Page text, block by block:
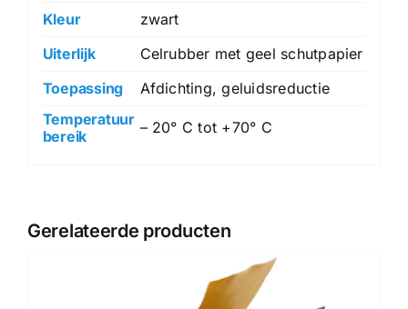
Kleur
zwart
Uiterlijk
Celrubber met geel schutpapier
Toepassing
Afdichting, geluidsreductie
Temperatuur
bereik
– 20° C tot +70° C
Gerelateerde producten